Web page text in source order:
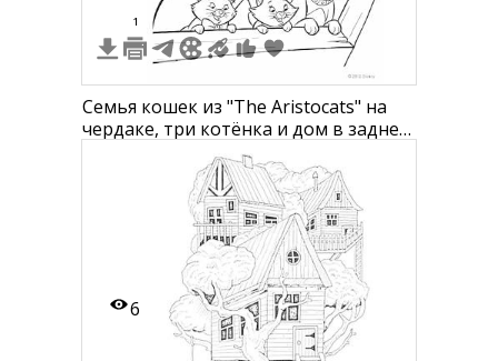
1
Семья кошек из "The Aristocats" на
чердаке, три котёнка и дом в заднем
6